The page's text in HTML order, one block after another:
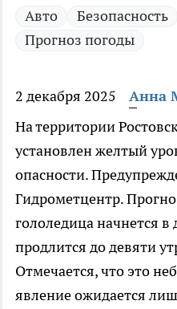
Авто Безопасность
Прогноз погоды
2 декабря 2025
Анна
На территории
установлен желтый
опасности.
Гидрометцентр.
гололедица начнется в
продлится до девяти
Отмечается, что это
явление ожидается